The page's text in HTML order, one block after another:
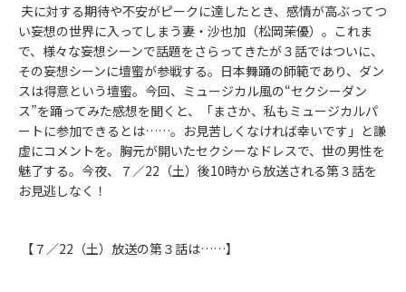
夫に対する期待や不安がピークに達したとき、感情が高ぶってつ
い妄想の世界に入ってしまう妻・沙也加（松岡茉優）。これま
で、様々な妄想シーンで話題をさらってきたが３話ではついに、
その妄想シーンに壇蜜が参戦する。日本舞踊の師範であり、ダン
スは得意という壇蜜。今回、ミュージカル風の“セクシーダン
ス”を踊ってみた感想を聞くと、「まさか、私もミュージカルパ
ートに参加できるとは……。お見苦しくなければ幸いです」と謙
虚にコメントを。胸元が開いたセクシーなドレスで、世の男性を
魅了する。今夜、７／22（土）後10時から放送される第３話を
お見逃しなく！
【７／22（土）放送の第３話は……】